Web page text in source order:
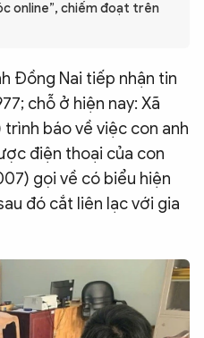
Podcast
Ảnh
online”, chiếm đoạt trên
Đồng Nai tiếp nhận tin
chỗ ở hiện nay: Xã
trình báo về việc con anh
điện thoại của con
gọi về có biểu hiện
đó cắt liên lạc với gia